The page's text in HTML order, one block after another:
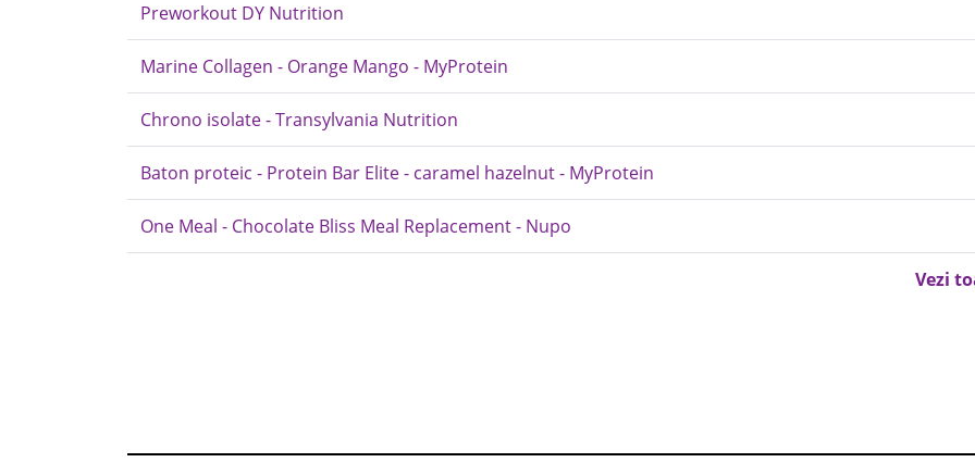
Preworkout DY Nutrition
Marine Collagen - Orange Mango - MyProtein
Chrono isolate - Transylvania Nutrition
Baton proteic - Protein Bar Elite - caramel hazelnut - MyProtein
One Meal - Chocolate Bliss Meal Replacement - Nupo
Vezi